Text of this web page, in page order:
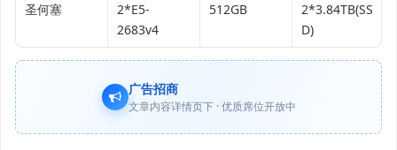
圣何塞
2*E5-
2683v4
512GB
2*3.84TB(SS
D)
广告招商
文章内容详情页下 · 优质席位开放中